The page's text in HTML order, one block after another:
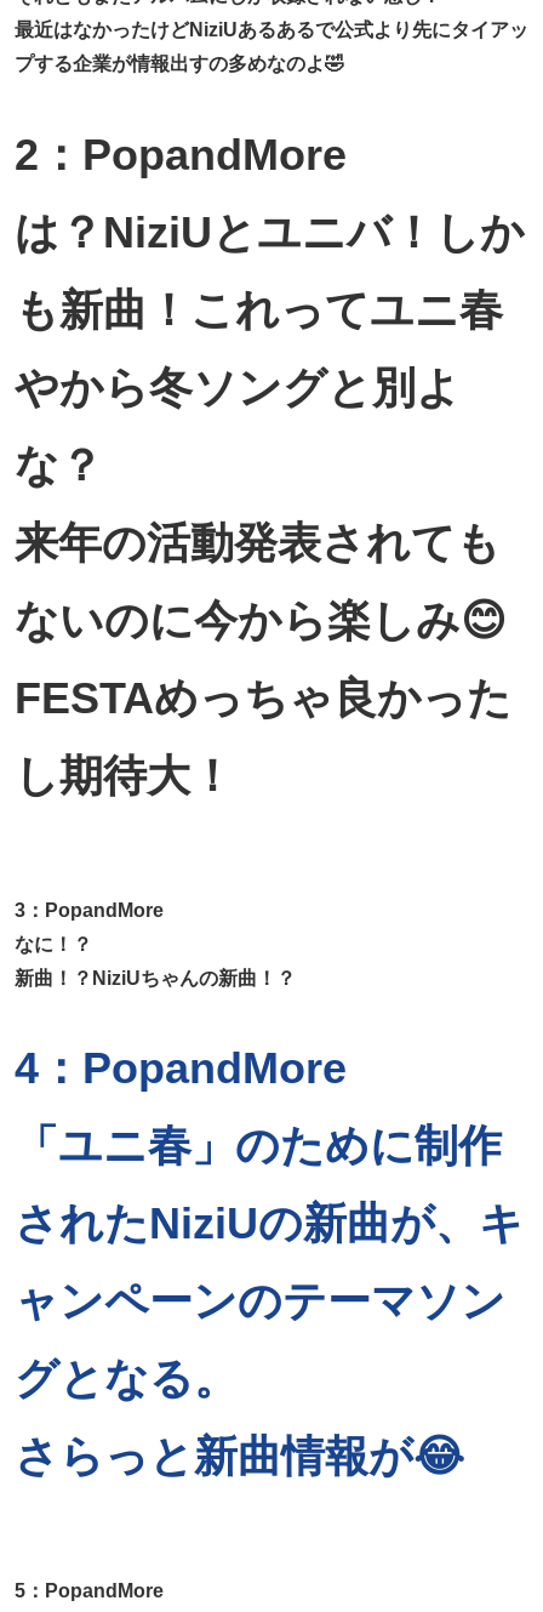
最近はなかったけどNiziUあるあるで公式より先にタイアッ
プする企業が情報出すの多めなのよ🤣
2：PopandMore
は？NiziUとユニバ！しか
も新曲！これってユニ春
やから冬ソングと別よ
な？
来年の活動発表されても
ないのに今から楽しみ😊
FESTAめっちゃ良かった
し期待大！
3：PopandMore
なに！？
新曲！？NiziUちゃんの新曲！？
4：PopandMore
「ユニ春」のために制作
されたNiziUの新曲が、キ
ャンペーンのテーマソン
グとなる。
さらっと新曲情報が😂
5：PopandMore